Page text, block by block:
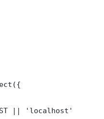
|| 'localhost'